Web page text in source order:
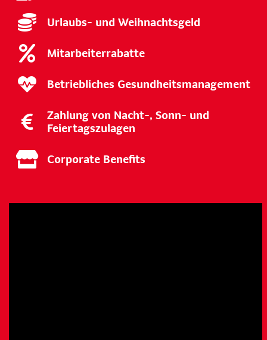
Urlaubs- und Weihnachtsgeld
Mitarbeiterrabatte
Betriebliches Gesundheitsmanagement
Zahlung von Nacht-, Sonn- und
Feiertagszulagen
Corporate Benefits